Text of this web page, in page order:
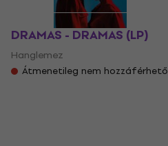
DRAMAS - DRAMAS (LP)
Hanglemez
Átmenetileg nem hozzáférhető